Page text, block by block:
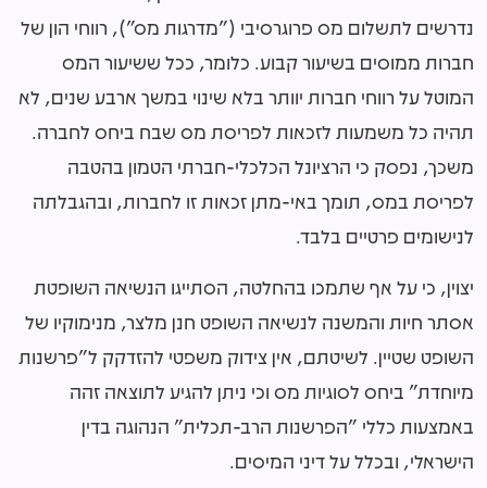
נדרשים לתשלום מס פרוגרסיבי ("מדרגות מס"), רווחי הון של
חברות ממוסים בשיעור קבוע. כלומר, ככל ששיעור המס
המוטל על רווחי חברות יוותר בלא שינוי במשך ארבע שנים, לא
תהיה כל משמעות לזכאות לפריסת מס שבח ביחס לחברה.
משכך, נפסק כי הרציונל הכלכלי-חברתי הטמון בהטבה
לפריסת במס, תומך באי-מתן זכאות זו לחברות, ובהגבלתה
לנישומים פרטיים בלבד.
יצוין, כי על אף שתמכו בהחלטה, הסתייגו הנשיאה השופטת
אסתר חיות והמשנה לנשיאה השופט חנן מלצר, מנימוקיו של
השופט שטיין. לשיטתם, אין צידוק משפטי להזדקק ל"פרשנות
מיוחדת" ביחס לסוגיות מס וכי ניתן להגיע לתוצאה זהה
באמצעות כללי "הפרשנות הרב-תכלית" הנהוגה בדין
הישראלי, ובכלל על דיני המיסים.